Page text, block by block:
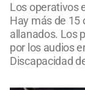
Los operativos
Hay más de 15
allanados. Los
por los audios
Discapacidad